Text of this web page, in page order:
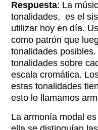
Respuesta: La
tonalidades, es el
utilizar hoy en día.
como patrón que
tonalidades
tonalidades sobre
escala cromática.
estas tonalidades
esto lo llamamos
La armonía modal